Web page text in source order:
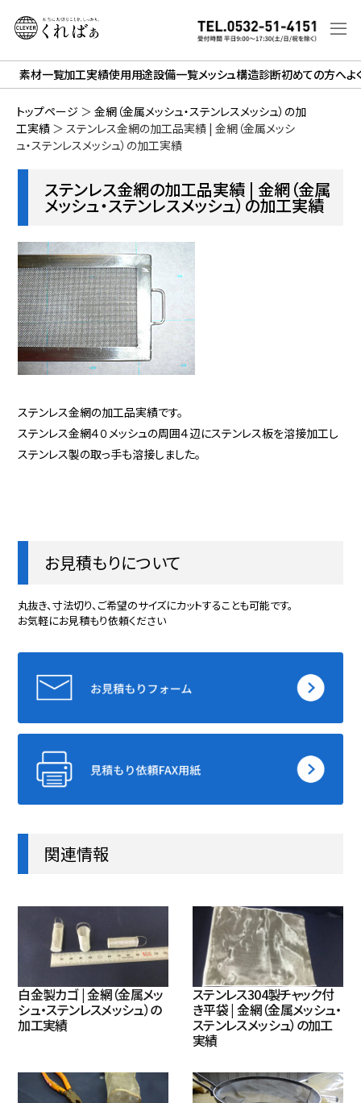
素材一覧加工実績使用用途設備一覧メッシュ構造診断初めての方へよ
トップページ ＞ 金網（金属メッシュ・ステンレスメッシュ）の加
工実績 ＞ ステンレス金網の加工品実績 | 金網（金属メッシ
ュ・ステンレスメッシュ）の加工実績
ステンレス金網の加工品実績 | 金網（金属
メッシュ・ステンレスメッシュ）の加工実績
ステンレス金網の加工品実績です。
ステンレス金網４０メッシュの周囲４辺にステンレス板を溶接加工し
ステンレス製の取っ手も溶接しました。
お見積もりについて
丸抜き、寸法切り、ご希望のサイズにカットすることも可能です。
お気軽にお見積もり依頼ください
関連情報
白金製カゴ | 金網（金属メッ
シュ・ステンレスメッシュ）の
加工実績
ステンレス304製チャック付
き平袋 | 金網（金属メッシュ・
ステンレスメッシュ）の加工
実績